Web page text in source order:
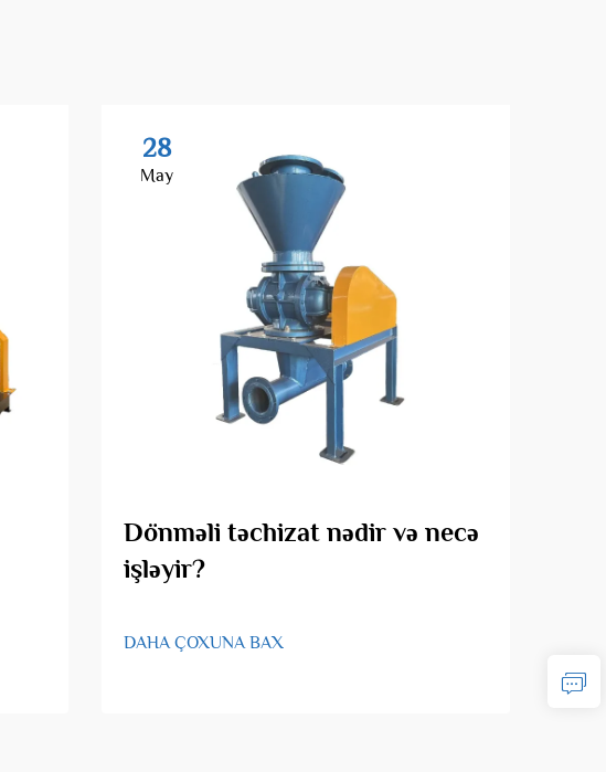
28
May
Dönməli təchizat nədir və necə
işləyir?
DAHA ÇOXUNA BAX